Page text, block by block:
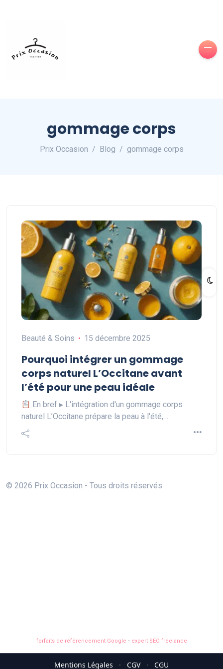
gommage corps
Prix Occasion Blog gommage corps
Beauté & Soins 15 décembre 2025
Pourquoi intégrer un gommage
corps naturel L’Occitane avant
l’été pour une peau idéale
En bref ▸ L'intégration d'un gommage corps
naturel L’Occitane prépare la peau à l'été,…
© 2026 Prix Occasion - Tous droits réservés
forfaits de référencement Google • expert SEO freelance
Mentions Légales · CGV · CGU